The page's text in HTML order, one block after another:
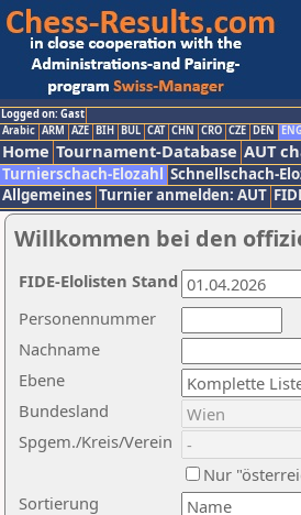
Logged on: Gast
Arabic ARM AZE BIH BUL CAT CHN CRO CZE DEN ENG
Home Tournament-Database AUT
Turnierschach-Elozahl Schnellschach-
Allgemeines Turnier anmelden: AUT
Willkommen bei den
Nachname
Ebene
Sortierung
Personennummer
Bundesland
Spgem./Kreis/Verein
Nur
FIDE-Elolisten Stand